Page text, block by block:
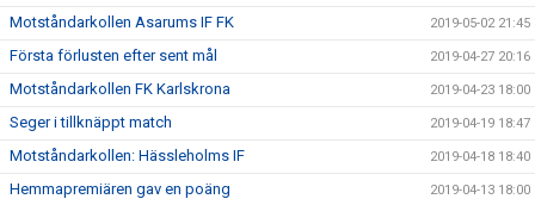
Motståndarkollen Asarums IF FK 2019-05-02 21:45
Första förlusten efter sent mål 2019-04-27 20:16
Motståndarkollen FK Karlskrona 2019-04-23 18:00
Seger i tillknäppt match 2019-04-19 18:47
Motståndarkollen: Hässleholms IF 2019-04-18 18:40
Hemmapremiären gav en poäng 2019-04-13 18:00